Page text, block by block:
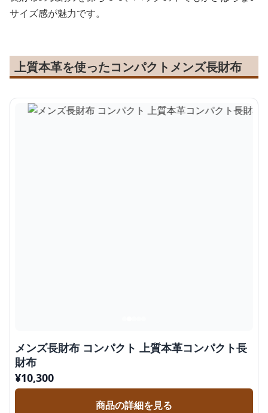
サイズ感が魅力です。
上質本革を使ったコンパクトメンズ長財布
メンズ長財布 コンパクト 上質本革コンパクト長
財布
¥10,300
商品の詳細を見る